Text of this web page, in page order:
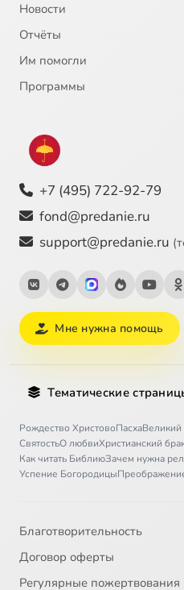
Новости
Отчёты
Им помогли
Программы
+7 (495) 722-92-79
fond@predanie.ru
support@predanie.ru
Мне нужна помощь
Тематические
Рождество ХристовоПасхаВеликий
СвятостьО любвиХристианский
Как читать БиблиюЗачем нужна
Успение Богородицы
Благотворительность
Договор оферты
Регулярные пожертвования